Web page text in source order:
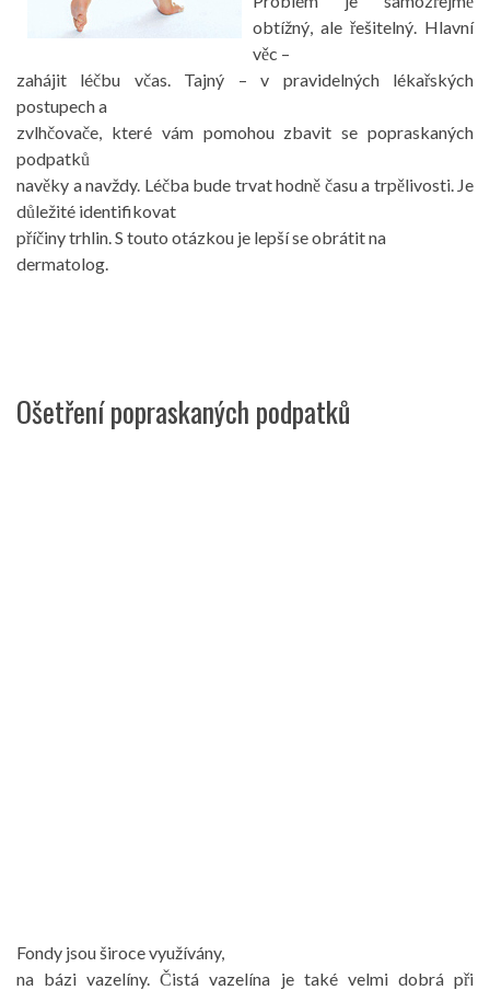
obtížný, ale řešitelný. Hlavní
věc –
zahájit léčbu včas. Tajný – v pravidelných lékařských
postupech a
zvlhčovače, které vám pomohou zbavit se popraskaných
podpatků
navěky a navždy. Léčba bude trvat hodně času a trpělivosti. Je
důležité identifikovat
příčiny trhlin. S touto otázkou je lepší se obrátit na
dermatolog.
Ošetření popraskaných podpatků
Fondy jsou široce využívány,
na bázi vazelíny. Čistá vazelína je také velmi dobrá při